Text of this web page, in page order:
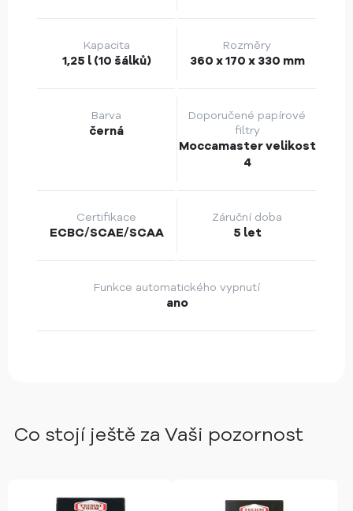
Kapacita
1,25 l (10 šálků)
Rozměry
360 x 170 x 330 mm
Barva
černá
Doporučené papírové
filtry
Moccamaster velikost
4
Certifikace
ECBC/SCAE/SCAA
Záruční doba
5 let
Funkce automatického vypnutí
ano
Co stojí ještě za Vaši pozornost